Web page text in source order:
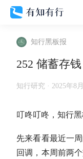
知行黑板报
252 储蓄存
知行研究 · 2025年8
叮咚叮咚，知行
先来看看最近一
回调，本周前两